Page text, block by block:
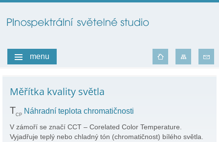
menu
Měřítka kvality světla
TCP Náhradní teplota chromatičnosti
V zámoří se značí CCT – Corelated Color Temperature.
Vyjadřuje teplý nebo chladný tón (chromatičnost) bílého světla.